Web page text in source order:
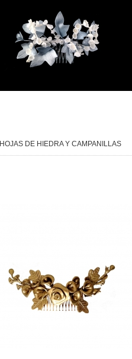
HOJAS DE HIEDRA Y CAMPANILLAS